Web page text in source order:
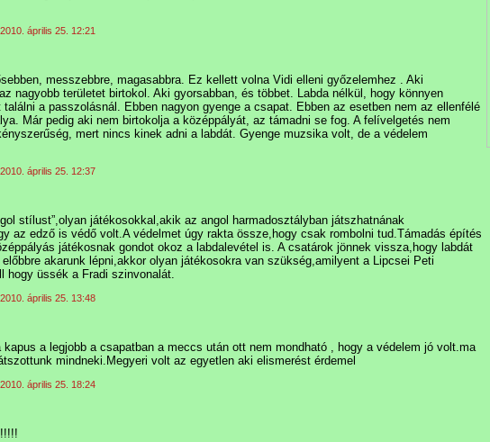
2010. április 25. 12:21
messzebbre, magasabbra. Ez kellett volna Vidi elleni győzelemhez . Aki
nagyobb területet birtokol. Aki gyorsabban, és többet. Labda nélkül, hogy könnyen
találni a passzolásnál. Ebben nagyon gyenge a csapat. Ebben az esetben nem az ellenfélé
Már pedig aki nem birtokolja a középpályát, az támadni se fog. A felívelgetés nem
mert nincs kinek adni a labdát. Gyenge muzsika volt, de a védelem
2010. április 25. 12:37
stílust”,olyan játékosokkal,akik az angol harmadosztályban játszhatnának
az edző is védő volt.A védelmet úgy rakta össze,hogy csak rombolni tud.Támadás építés
játékosnak gondot okoz a labdalevétel is. A csatárok jönnek vissza,hogy labdát
akarunk lépni,akkor olyan játékosokra van szükség,amilyent a Lipcsei Peti
hogy üssék a Fradi szinvonalát.
2010. április 25. 13:48
kapus a legjobb a csapatban a meccs után ott nem mondható , hogy a védelem jó volt.ma
mindneki.Megyeri volt az egyetlen aki elismerést érdemel
2010. április 25. 18:24